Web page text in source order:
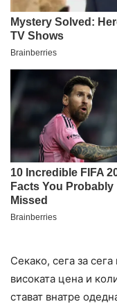
Секако, сега за
високата цена и
стават внатре